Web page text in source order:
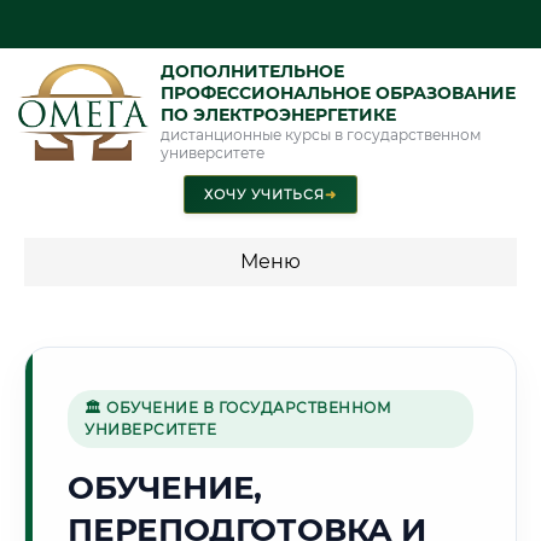
ДОПОЛНИТЕЛЬНОЕ
ПРОФЕССИОНАЛЬНОЕ ОБРАЗОВАНИЕ
ПО ЭЛЕКТРОЭНЕРГЕТИКЕ
дистанционные курсы в государственном
университете
ХОЧУ УЧИТЬСЯ➜
Меню
⛏️
Г. ШАХТЫ
🏛 ОБУЧЕНИЕ В ГОСУДАРСТВЕННОМ
УНИВЕРСИТЕТЕ
ОБУЧЕНИЕ,
ПЕРЕПОДГОТОВКА И